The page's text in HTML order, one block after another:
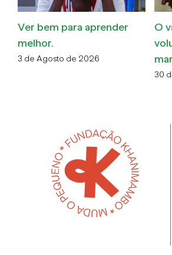
Bolsa Pablo Estrada 2026
24 de Abril de 2026 23